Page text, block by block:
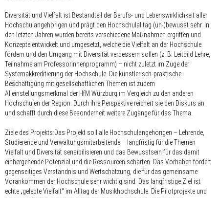
Diversität und Vielfalt ist Bestandteil der Berufs- und Lebenswirklichkeit aller
Hochschulangehörigen und prägt den Hochschulalltag (un-)bewusst sehr. In
den letzten Jahren wurden bereits verschiedene Maßnahmen ergriffen und
Konzepte entwickelt und umgesetzt, welche die Vielfalt an der Hochschule
fördern und den Umgang mit Diversität verbessern sollen (z. B. Leitbild Lehre,
Teilnahme am Professorinnenprogramm) – nicht zuletzt im Zuge der
Systemakkreditierung der Hochschule. Die künstlerisch-praktische
Beschäftigung mit gesellschaftlichen Themen ist zudem
Alleinstellungsmerkmal der HfM Würzburg im Vergleich zu den anderen
Hochschulen der Region. Durch ihre Perspektive reichert sie den Diskurs an
und schafft durch diese Besonderheit weitere Zugänge für das Thema.
Ziele des Projekts:Das Projekt soll alle Hochschulangehörigen – Lehrende,
Studierende und Verwaltungsmitarbeitende – langfristig für die Themen
Vielfalt und Diversität sensibilisieren und das Bewusstsein für das damit
einhergehende Potenzial und die Ressourcen schärfen. Das Vorhaben fördert
gegenseitiges Verständnis und Wertschätzung, die für das gemeinsame
Vorankommen der Hochschule sehr wichtig sind. Das langfristige Ziel ist
echte „gelebte Vielfalt“ im Alltag der Musikhochschule. Die Pilotprojekte und